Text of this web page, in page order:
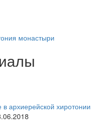
монастыри
архиерейской хиротонии